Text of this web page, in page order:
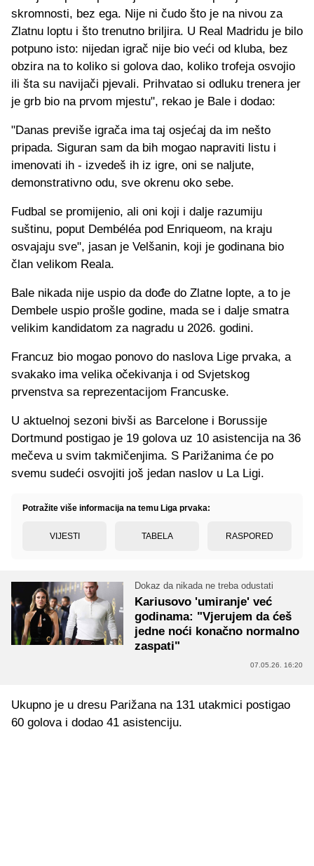
skromnosti, bez ega. Nije ni čudo što je na nivou za
Zlatnu loptu i što trenutno briljira. U Real Madridu je bilo
potpuno isto: nijedan igrač nije bio veći od kluba, bez
obzira na to koliko si golova dao, koliko trofeja osvojio
ili šta su navijači pjevali. Prihvatao si odluku trenera jer
je grb bio na prvom mjestu", rekao je Bale i dodao:
"Danas previše igrača ima taj osjećaj da im nešto
pripada. Siguran sam da bih mogao napraviti listu i
imenovati ih - izvedeš ih iz igre, oni se naljute,
demonstrativno odu, sve okrenu oko sebe.
Fudbal se promijenio, ali oni koji i dalje razumiju
suštinu, poput Dembéléa pod Enriqueom, na kraju
osvajaju sve", jasan je Velšanin, koji je godinana bio
član velikom Reala.
Bale nikada nije uspio da dođe do Zlatne lopte, a to je
Dembele uspio prošle godine, mada se i dalje smatra
velikim kandidatom za nagradu u 2026. godini.
Francuz bio mogao ponovo do naslova Lige prvaka, a
svakako ima velika očekivanja i od Svjetskog
prvenstva sa reprezentacijom Francuske.
U aktuelnoj sezoni bivši as Barcelone i Borussije
Dortmund postigao je 19 golova uz 10 asistencija na 36
mečeva u svim takmičenjima. S Parižanima će po
svemu sudeći osvojiti još jedan naslov u La Ligi.
Potražite više informacija na temu Liga prvaka:
VIJESTI TABELA RASPORED
Dokaz da nikada ne treba odustati
Kariusovo 'umiranje' već
godinama: "Vjerujem da ćeš
jedne noći konačno normalno
zaspati"
07.05.26. 16:20
Ukupno je u dresu Parižana na 131 utakmici postigao
60 golova i dodao 41 asistenciju.